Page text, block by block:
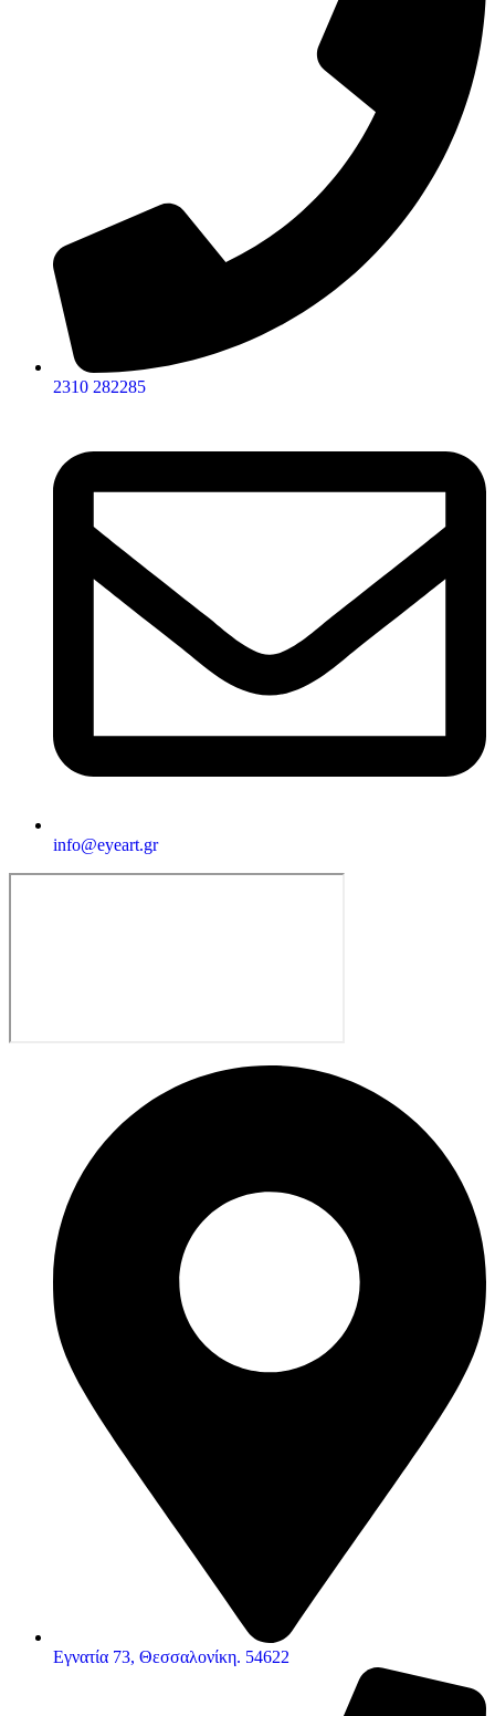
2310 282285
info@eyeart.gr
Εγνατία 73, Θεσσαλονίκη. 54622